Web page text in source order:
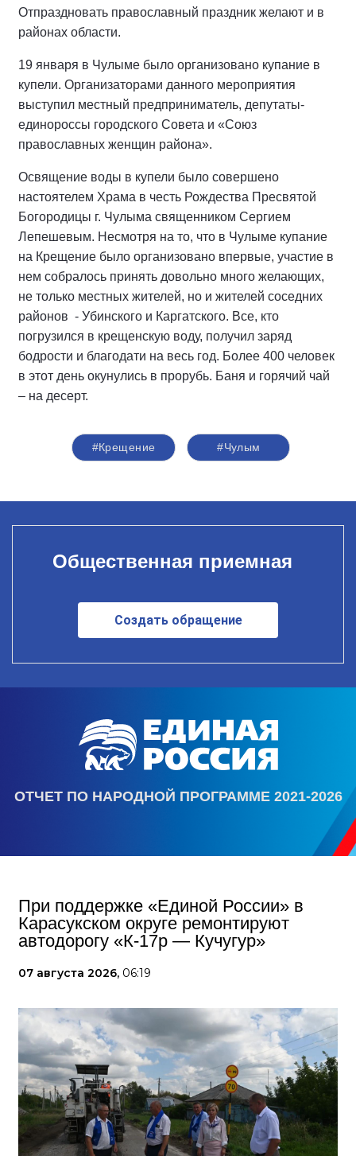
Отпраздновать православный праздник желают и в
районах области.
19 января в Чулыме было организовано купание в
купели. Организаторами данного мероприятия
выступил местный предприниматель, депутаты-
единороссы городского Совета и «Союз
православных женщин района».
Освящение воды в купели было совершено
настоятелем Храма в честь Рождества Пресвятой
Богородицы г. Чулыма священником Сергием
Лепешевым. Несмотря на то, что в Чулыме купание
на Крещение было организовано впервые, участие в
нем собралось принять довольно много желающих,
не только местных жителей, но и жителей соседних
районов - Убинского и Каргатского. Все, кто
погрузился в крещенскую воду, получил заряд
бодрости и благодати на весь год. Более 400 человек
в этот день окунулись в прорубь. Баня и горячий чай
– на десерт.
#Крещение #Чулым
Общественная приемная
Создать обращение
ОТЧЕТ ПО НАРОДНОЙ ПРОГРАММЕ 2021-2026
При поддержке «Единой России» в
Карасукском округе ремонтируют
автодорогу «К-17р — Кучугур»
07 августа 2026, 06:19